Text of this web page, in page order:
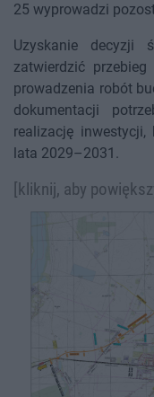
25 wyprowadzi
Uzyskanie decyzji
zatwierdzić
prowadzenia robót
dokumentacji
realizację
lata 2029–2031.
[kliknij, aby